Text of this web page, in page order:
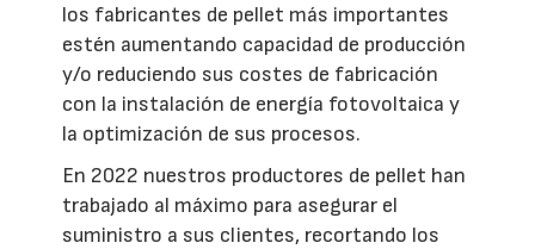
los fabricantes de pellet más importantes
estén aumentando capacidad de producción
y/o reduciendo sus costes de fabricación
con la instalación de energía fotovoltaica y
la optimización de sus procesos.
En 2022 nuestros productores de pellet han
trabajado al máximo para asegurar el
suministro a sus clientes, recortando los